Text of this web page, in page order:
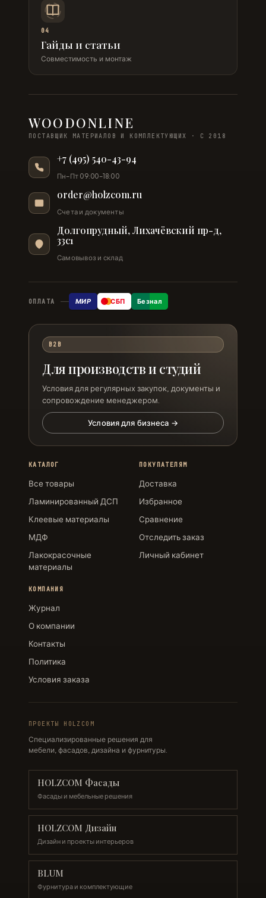
04
Гайды и статьи
Совместимость и монтаж
WOODONLINE
ПОСТАВЩИК МАТЕРИАЛОВ И КОМПЛЕКТУЮЩИХ · С 2018
+7 (495) 540-43-94
Пн–Пт 09:00–18:00
order@holzcom.ru
Счета и документы
Долгопрудный, Лихачёвский пр-д,
33с1
Самовывоз и склад
ОПЛАТА МИР СБП Безнал
B2B
Для производств и студий
Условия для регулярных закупок, документы и
сопровождение менеджером.
Условия для бизнеса →
КАТАЛОГ
Все товары
Ламинированный ДСП
Клеевые материалы
МДФ
Лакокрасочные
материалы
ПОКУПАТЕЛЯМ
Доставка
Избранное
Сравнение
Отследить заказ
Личный кабинет
КОМПАНИЯ
Журнал
О компании
Контакты
Политика
Условия заказа
ПРОЕКТЫ HOLZCOM
Специализированные решения для
мебели, фасадов, дизайна и фурнитуры.
HOLZCOM Фасады
Фасады и мебельные решения
HOLZCOM Дизайн
Дизайн и проекты интерьеров
BLUM
Фурнитура и комплектующие